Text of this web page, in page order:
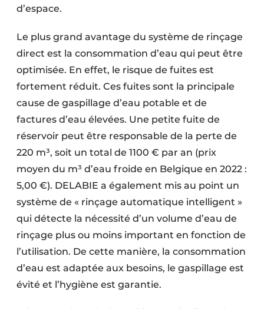
d’espace.
Le plus grand avantage du système de rinçage
direct est la consommation d’eau qui peut être
optimisée. En effet, le risque de fuites est
fortement réduit. Ces fuites sont la principale
cause de gaspillage d’eau potable et de
factures d’eau élevées. Une petite fuite de
réservoir peut être responsable de la perte de
220 m³, soit un total de 1100 € par an (prix
moyen du m³ d’eau froide en Belgique en 2022 :
5,00 €). DELABIE a également mis au point un
système de « rinçage automatique intelligent »
qui détecte la nécessité d’un volume d’eau de
rinçage plus ou moins important en fonction de
l’utilisation. De cette manière, la consommation
d’eau est adaptée aux besoins, le gaspillage est
évité et l’hygiène est garantie.